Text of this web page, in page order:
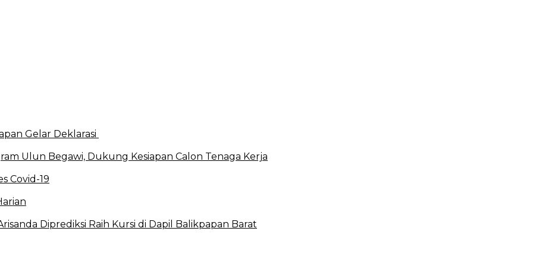
Gelar Deklarasi
Ulun Begawi, Dukung Kesiapan Calon Tenaga Kerja
Covid-19
Diprediksi Raih Kursi di Dapil Balikpapan Barat